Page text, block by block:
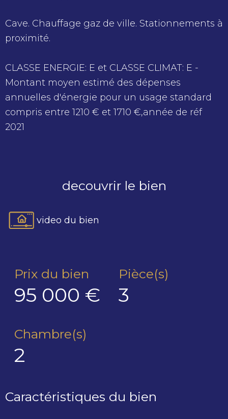
Cave. Chauffage gaz de ville. Stationnements à
proximité.
CLASSE ENERGIE: E et CLASSE CLIMAT: E -
Montant moyen estimé des dépenses
annuelles d'énergie pour un usage standard
compris entre 1210 € et 1710 €,année de réf
2021
decouvrir le bien
video du bien
Prix du bien
95 000 €
Pièce(s)
3
Chambre(s)
2
Caractéristiques du bien